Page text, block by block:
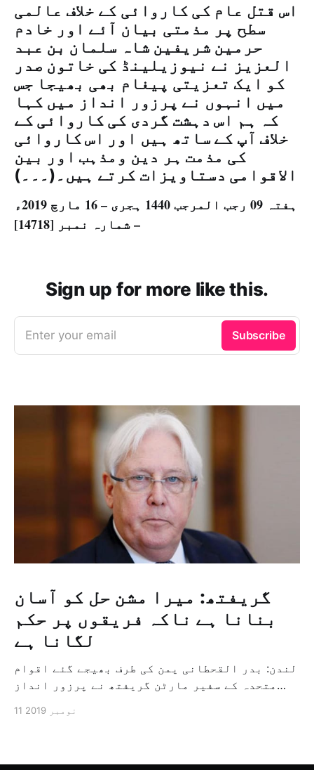
اس قتل عام کی کاروائی کے خلاف عالمی
سطح پر مذمتی بیان آئے اور خادم
حرمین شریفین شاہ سلمان بن عبد
العزیز نے نیوزیلینڈ کی خاتون صدر
کو ایک تعزیتی پیغام بھی بھیجا جس
میں انہوں نے پرزور انداز میں کہا
کہ ہم اس دہشت گردی کی کاروائی کے
خلاف آپ کے ساتھ ہیں اور اس کاروائی
کی مذمت ہر دین ومذہب اور بین
الاقوامی دستاویزات کرتے ہیں۔(۔۔۔)
ہفتہ 09 رجب المرجب 1440 ہجری – 16 مارچ 2019ء
– شمارہ نمبر [14718]
Sign up for more like this.
Enter your email Subscribe
گریفتھ: میرا مشن حل کو آسان
بنانا ہے ناکہ فریقوں پر حکم
لگانا ہے
لندن: بدر القحطانی یمن کی طرف بھیجے گئے اقوام
متحدہ کے سفیر مارٹن گریفتھ نے پرزور انداز
ثالثی اور اس کشمکش کی حدبندی کرنے کے لئے ایک
11 نومبر 2019